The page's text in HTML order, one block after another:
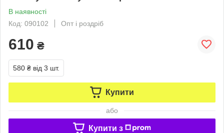
В наявності
Код: 090102
Опт і роздріб
610 ₴
580 ₴ від 3 шт.
Купити
або
Купити з